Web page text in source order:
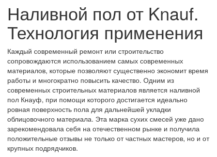
Наливной пол от Knauf.
Технология применения
Каждый современный ремонт или строительство
сопровождаются использованием самых современных
материалов, которые позволяют существенно экономит время
работы и многократно повысить качество. Одним из
современных строительных материалов является наливной
пол Кнауф, при помощи которого достигается идеально
ровная поверхность пола для дальнейшей укладки
облицовочного материала. Эта марка сухих смесей уже дано
зарекомендовала себя на отечественном рынке и получила
положительные отзывы не только от частных мастеров, но и от
крупных подрядчиков.